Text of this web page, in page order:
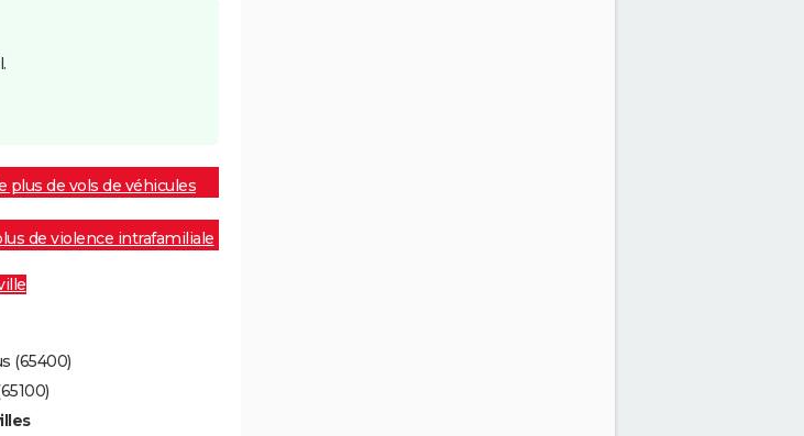
plus de vols de véhicules
de violence intrafamiliale
(65400)